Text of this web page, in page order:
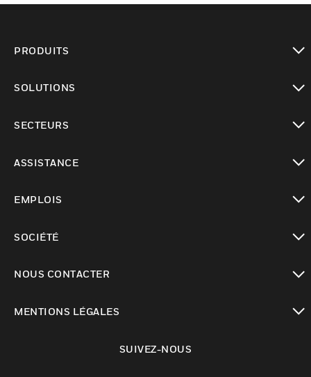
PRODUITS
SOLUTIONS
SECTEURS
ASSISTANCE
EMPLOIS
SOCIÉTÉ
NOUS CONTACTER
MENTIONS LÉGALES
SUIVEZ-NOUS